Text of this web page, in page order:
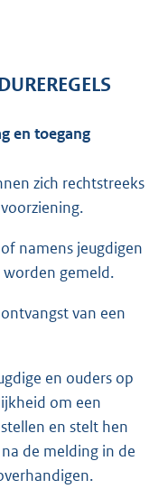
en toegang
zich rechtstreeks
namens jeugdigen
worden gemeld.
van een
en ouders op
om een
en stelt hen
de melding in de